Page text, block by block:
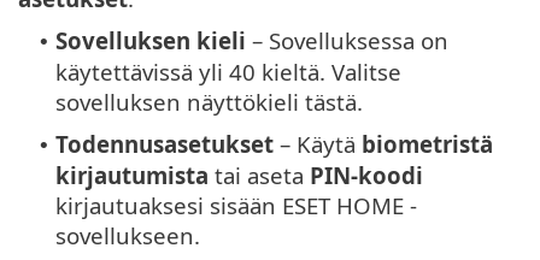
• Sovelluksen kieli – Sovelluksessa on
käytettävissä yli 40 kieltä. Valitse
sovelluksen näyttökieli tästä.
• Todennusasetukset – Käytä biometristä
kirjautumista tai aseta PIN-koodi
kirjautuaksesi sisään ESET HOME -
sovellukseen.